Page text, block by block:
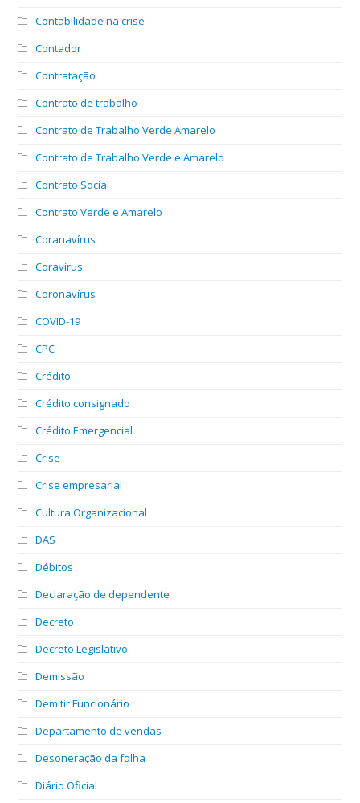
Contabilidade na crise
Contador
Contratação
Contrato de trabalho
Contrato de Trabalho Verde Amarelo
Contrato de Trabalho Verde e Amarelo
Contrato Social
Contrato Verde e Amarelo
Coranavírus
Coravírus
Coronavírus
COVID-19
CPC
Crédito
Crédito consignado
Crédito Emergencial
Crise
Crise empresarial
Cultura Organizacional
DAS
Débitos
Declaração de dependente
Decreto
Decreto Legislativo
Demissão
Demitir Funcionário
Departamento de vendas
Desoneração da folha
Diário Oficial